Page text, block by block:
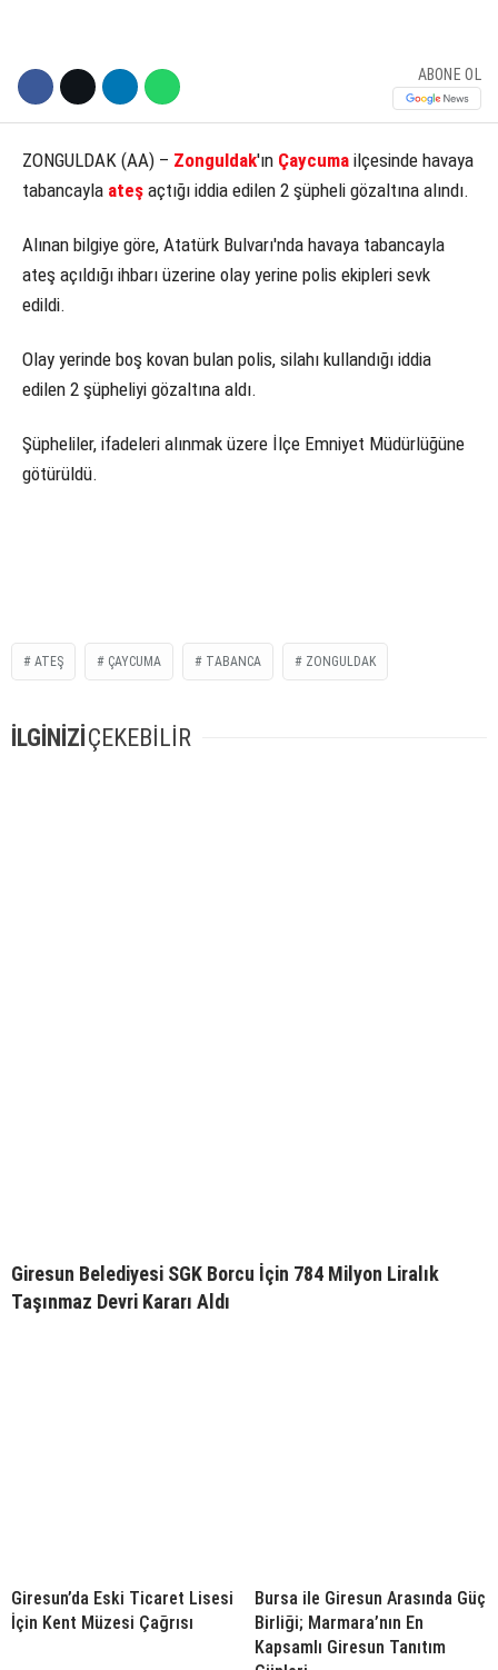
ABONE OL
ZONGULDAK (AA) – Zonguldak'ın Çaycuma ilçesinde havaya
tabancayla ateş açtığı iddia edilen 2 şüpheli gözaltına alındı.
Alınan bilgiye göre, Atatürk Bulvarı'nda havaya tabancayla
ateş açıldığı ihbarı üzerine olay yerine polis ekipleri sevk
edildi.
Olay yerinde boş kovan bulan polis, silahı kullandığı iddia
edilen 2 şüpheliyi gözaltına aldı.
Şüpheliler, ifadeleri alınmak üzere İlçe Emniyet Müdürlüğüne
götürüldü.
ATEŞ ÇAYCUMA TABANCA ZONGULDAK
İLGİNİZİ ÇEKEBİLİR
Giresun Belediyesi SGK Borcu İçin 784 Milyon Liralık
Taşınmaz Devri Kararı Aldı
Giresun’da Eski Ticaret Lisesi
İçin Kent Müzesi Çağrısı
Bursa ile Giresun Arasında Güç
Birliği; Marmara’nın En
Kapsamlı Giresun Tanıtım